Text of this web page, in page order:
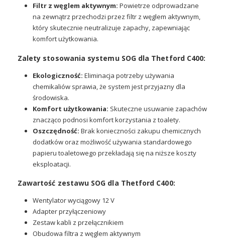
Filtr z węglem aktywnym: Powietrze odprowadzane
na zewnątrz przechodzi przez filtr z węglem aktywnym,
który skutecznie neutralizuje zapachy, zapewniając
komfort użytkowania.
Zalety stosowania systemu SOG dla Thetford C400:
Ekologiczność: Eliminacja potrzeby używania
chemikaliów sprawia, że system jest przyjazny dla
środowiska.
Komfort użytkowania: Skuteczne usuwanie zapachów
znacząco podnosi komfort korzystania z toalety.
Oszczędność: Brak konieczności zakupu chemicznych
dodatków oraz możliwość używania standardowego
papieru toaletowego przekładają się na niższe koszty
eksploatacji.
Zawartość zestawu SOG dla Thetford C400:
Wentylator wyciągowy 12 V
Adapter przyłączeniowy
Zestaw kabli z przełącznikiem
Obudowa filtra z węglem aktywnym